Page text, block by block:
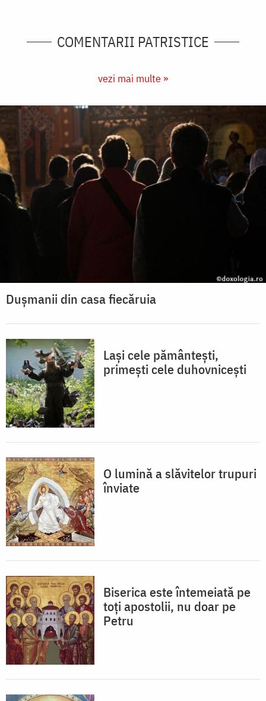
COMENTARII PATRISTICE
vezi mai multe »
Dușmanii din casa fiecăruia
Lași cele pământești,
primești cele duhovnicești
O lumină a slăvitelor trupuri
înviate
Biserica este întemeiată pe
toţi apostolii, nu doar pe
Petru